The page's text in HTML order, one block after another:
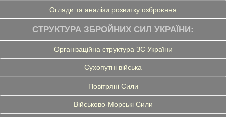
Огляди та аналізи розвитку озброєння
СТРУКТУРА ЗБРОЙНИХ СИЛ УКРАЇНИ:
Організаційна структура ЗС України
Сухопутні війська
Повітряні Сили
Військово-Морські Сили